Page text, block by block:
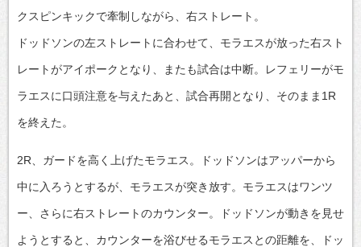
クスピンキックで牽制しながら、右ストレート。
ドッドソンの左ストレートに合わせて、モラエスが放った右スト
レートがアイポークとなり、またも試合は中断。レフェリーがモ
ラエスに口頭注意を与えたあと、試合再開となり、そのまま1R
を終えた。
2R、ガードを高く上げたモラエス。ドッドソンはアッパーから
中に入ろうとするが、モラエスが突き放す。モラエスはワンツ
ー、さらに右ストレートのカウンター。ドッドソンが動きを見せ
ようとすると、カウンターを浴びせるモラエスとの距離を、ドッ